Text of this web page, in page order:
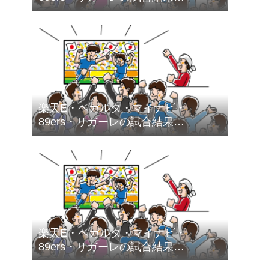
（2026.5.1～2026.5.31）
楽天E・ベガルタ・マイナビ・
89ers・リガーレの試合結果
（2026.4.1～2026.4.30）
楽天E・ベガルタ・マイナビ・
89ers・リガーレの試合結果
（2026.3.1～2026.3.31）